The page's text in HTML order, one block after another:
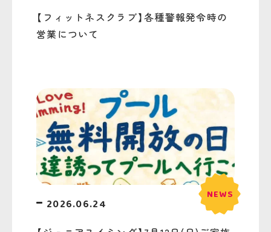
【フィットネスクラブ】各種警報発令時の
営業について
2026.06.24